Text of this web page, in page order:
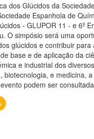
dos Glúcidos da
Espanhola de
- GLUPOR 11 - e 6º
O simpósio será uma
glúcidos e contribuir
base e de aplicação da
e industrial dos
biotecnologia, e medicina,
podem ser